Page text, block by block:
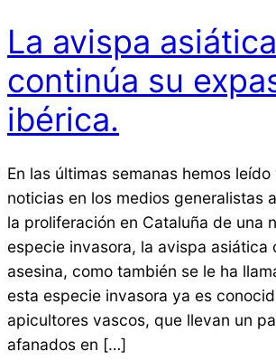
La avispa asiática
continúa su
ibérica.
En las últimas semanas hemos leído
noticias en los medios generalistas
la proliferación en Cataluña de una
especie invasora, la avispa asiática
asesina, como también se le ha
esta especie invasora ya es
apicultores vascos, que llevan un
afanados en […]